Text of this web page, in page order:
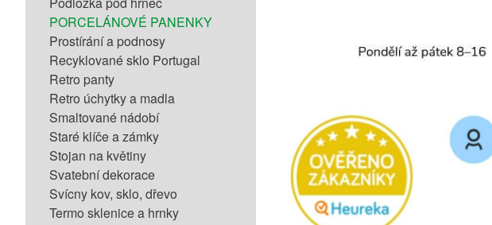
PORCELÁNOVÉ PANENKY
Prostírání a podnosy
Recyklované sklo Portugal
Retro panty
Retro úchytky a madla
Smaltované nádobí
Staré klíče a zámky
Stojan na květiny
Svatební dekorace
Svícny kov, sklo, dřevo
Termo sklenice a hrnky